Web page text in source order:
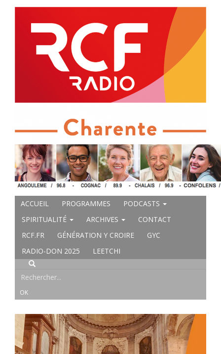
ACCUEIL PROGRAMMES
PODCASTS
SPIRITUALITÉ
ARCHIVES
CONTACT
RCF.FR
GÉNÉRATION Y CROIRE
GYC
RADIO-DON 2025
LEETCHI